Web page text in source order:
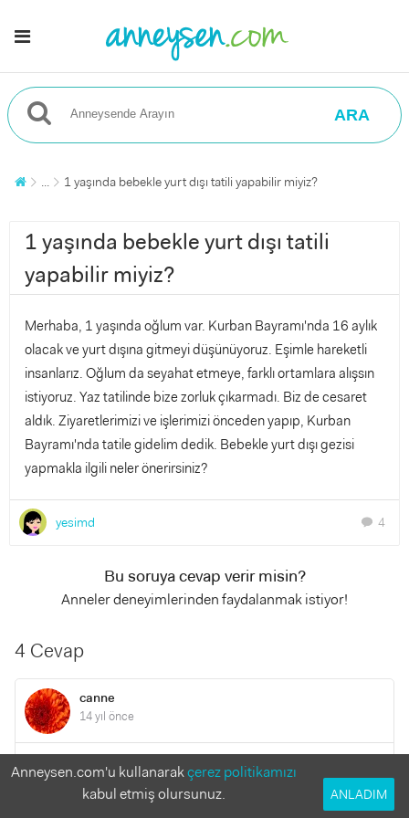
ARA
... 1 yaşında bebekle yurt dışı tatili yapabilir miyiz?
1 yaşında bebekle yurt dışı tatili
yapabilir miyiz?
Merhaba, 1 yaşında oğlum var. Kurban Bayramı'nda 16 aylık
olacak ve yurt dışına gitmeyi düşünüyoruz. Eşimle hareketli
insanlarız. Oğlum da seyahat etmeye, farklı ortamlara alışsın
istiyoruz. Yaz tatilinde bize zorluk çıkarmadı. Biz de cesaret
aldık. Ziyaretlerimizi ve işlerimizi önceden yapıp, Kurban
Bayramı'nda tatile gidelim dedik. Bebekle yurt dışı gezisi
yapmakla ilgili neler önerirsiniz?
yesimd chat 4
Bu soruya cevap verir misin?
Anneler deneyimlerinden faydalanmak istiyor!
4 Cevap
canne
14 yıl önce
Neden olmasın sonuçta bebekle gezi yapılmayacak diye bir
Anneysen.com'u kullanarakçerez politikamızı
kabul etmiş olursunuz.
ANLADIM